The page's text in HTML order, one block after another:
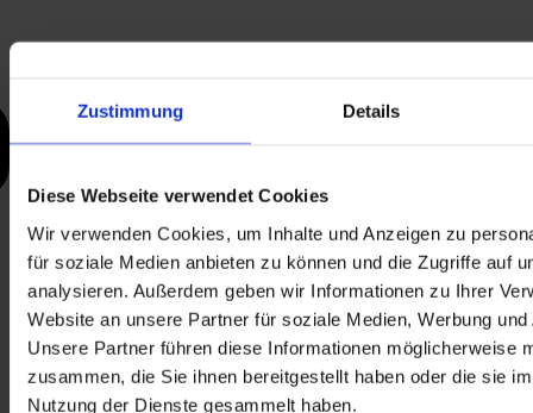
Zustimmung Details
Diese Webseite verwendet Cookies
Wir verwenden Cookies, um Inhalte und Anzeigen zu
für soziale Medien anbieten zu können und die Zugriffe auf
analysieren. Außerdem geben wir Informationen zu Ihrer
Website an unsere Partner für soziale Medien, Werbung
Unsere Partner führen diese Informationen möglicherweise
zusammen, die Sie ihnen bereitgestellt haben oder die sie
Nutzung der Dienste gesammelt haben.